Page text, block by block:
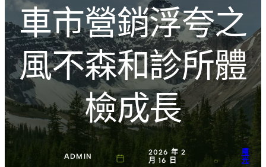
車市營銷浮夸之
風不森和診所體
檢成長
ADMIN
2026 年 2
月 16 日
曙
光